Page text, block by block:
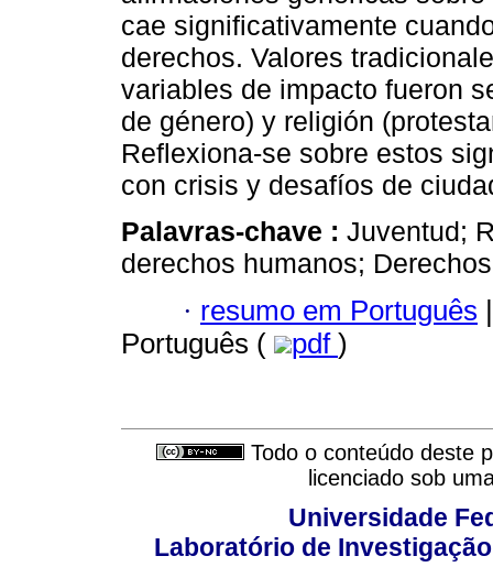
cae significativamente
derechos. Valores
variables de impacto fueron
de género) y religión
Reflexiona-se sobre estos
con crisis y desafíos de
Palavras-chave : Juventud;
derechos humanos;
· resumo em Português |
Português (
pdf )
Todo o conteúdo deste
licenciado sob
Universidade
Laboratório de